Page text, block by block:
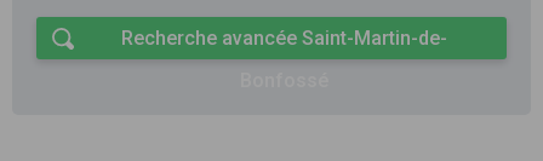
Recherche avancée Saint-Martin-de-